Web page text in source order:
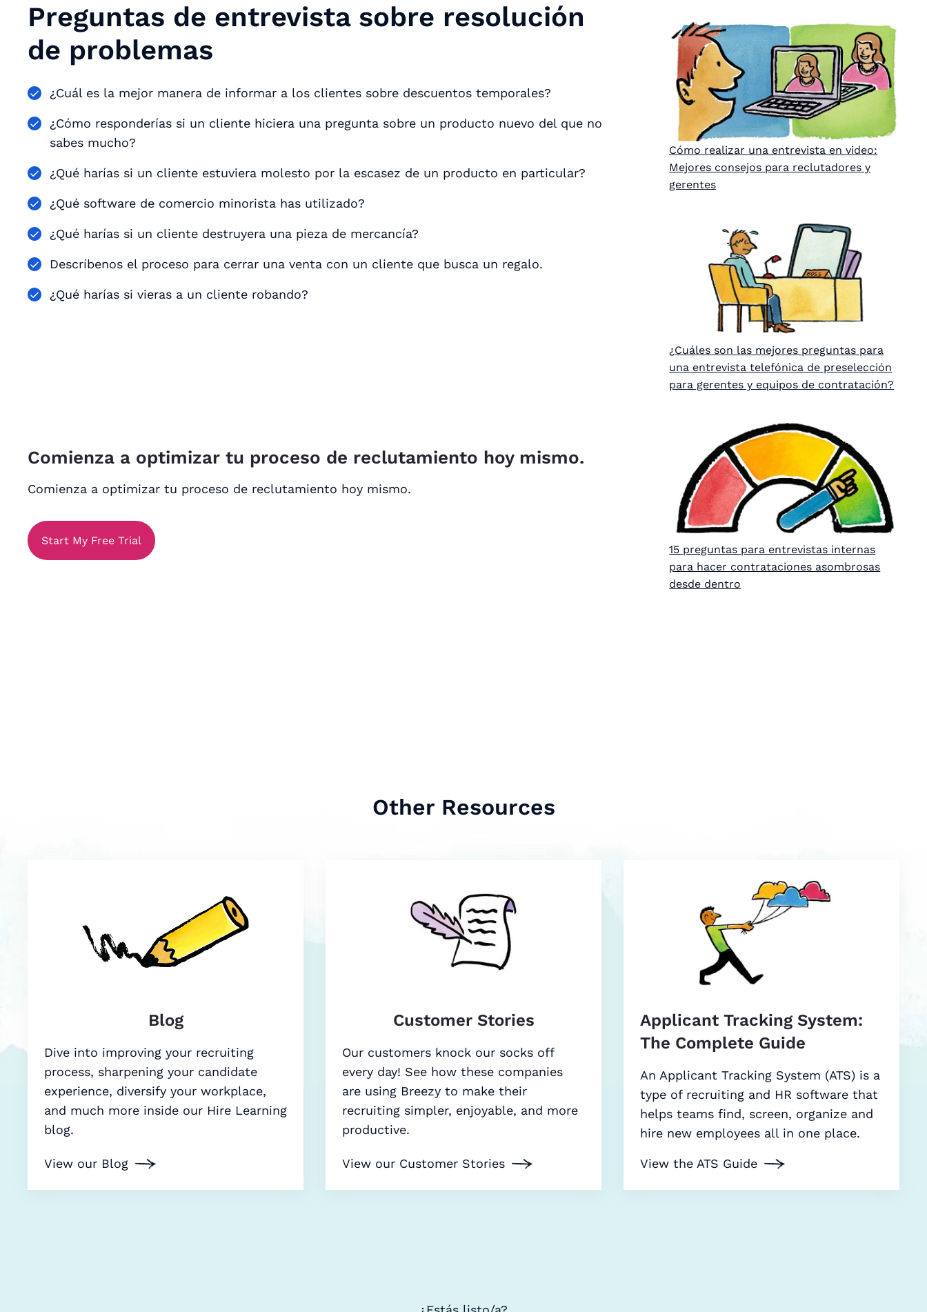
Preguntas de entrevista sobre resolución
de problemas
¿Cuál es la mejor manera de informar a los clientes sobre descuentos temporales?
¿Cómo responderías si un cliente hiciera una pregunta sobre un producto nuevo del que no
sabes mucho?
¿Qué harías si un cliente estuviera molesto por la escasez de un producto en particular?
¿Qué software de comercio minorista has utilizado?
¿Qué harías si un cliente destruyera una pieza de mercancía?
Descríbenos el proceso para cerrar una venta con un cliente que busca un regalo.
¿Qué harías si vieras a un cliente robando?
Cómo realizar una entrevista en video:
Mejores consejos para reclutadores y
gerentes
¿Cuáles son las mejores preguntas para
una entrevista telefónica de preselección
para gerentes y equipos de contratación?
15 preguntas para entrevistas internas
para hacer contrataciones asombrosas
desde dentro
Comienza a optimizar tu proceso de reclutamiento hoy mismo.
Comienza a optimizar tu proceso de reclutamiento hoy mismo.
Start My Free Trial
Other Resources
Blog
Dive into improving your recruiting
process, sharpening your candidate
experience, diversify your workplace,
and much more inside our Hire Learning
blog.
View our Blog
Customer Stories
Our customers knock our socks off
every day! See how these companies
are using Breezy to make their
recruiting simpler, enjoyable, and more
productive.
View our Customer Stories
Applicant Tracking System:
The Complete Guide
An Applicant Tracking System (ATS) is a
type of recruiting and HR software that
helps teams find, screen, organize and
hire new employees all in one place.
View the ATS Guide